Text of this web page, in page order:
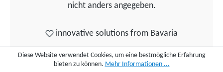
nicht anders angegeben.
innovative solutions from Bavaria
Diese Website verwendet Cookies, um eine bestmögliche Erfahrung
bieten zu können. Mehr Informationen ...